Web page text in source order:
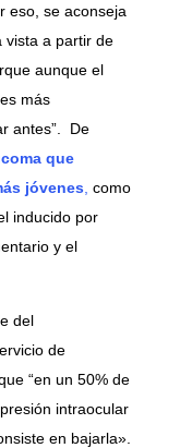
eso, se aconseja
vista a partir de
aunque el
más
antes”. De
que
jóvenes como
inducido por
y el
del
de
“en un 50% de
intraocular
en bajarla».